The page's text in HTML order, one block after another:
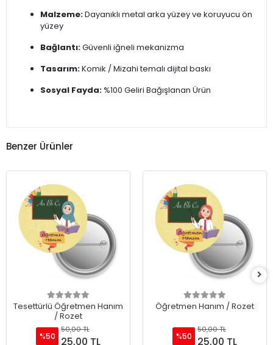
Malzeme:Dayanıklı metal arka yüzey ve koruyucu ön
yüzey
Bağlantı:Güvenli iğneli mekanizma
Tasarım:Komik / Mizahi temalı dijital baskı
Sosyal Fayda: %100 Geliri Bağışlanan Ürün
Benzer Ürünler
Tesettürlü Öğretmen Hanım
/ Rozet
%50
50,00 TL
25,00 TL
Öğretmen Hanım / Rozet
%50
50,00 TL
25,00 TL